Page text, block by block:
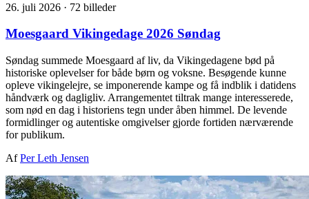
26. juli 2026 · 72 billeder
Moesgaard Vikingedage 2026 Søndag
Søndag summede Moesgaard af liv, da Vikingedagene bød på
historiske oplevelser for både børn og voksne. Besøgende kunne
opleve vikingelejre, se imponerende kampe og få indblik i datidens
håndværk og dagligliv. Arrangementet tiltrak mange interesserede,
som nød en dag i historiens tegn under åben himmel. De levende
formidlinger og autentiske omgivelser gjorde fortiden nærværende
for publikum.
AfPer Leth Jensen